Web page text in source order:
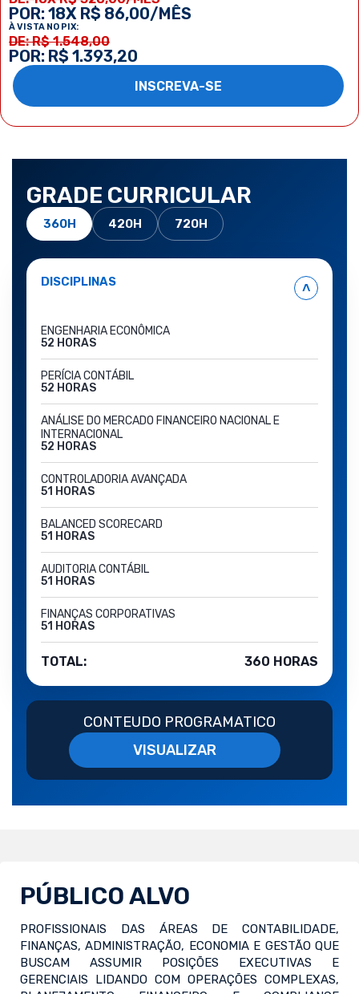
POR: 18X R$ 86,00/MÊS
À VISTA NO PIX:
DE: R$ 1.548,00
POR: R$ 1.393,20
INSCREVA-SE
GRADE CURRICULAR
360H 420H 720H
DISCIPLINAS ˄
ENGENHARIA ECONÔMICA
52 HORAS
PERÍCIA CONTÁBIL
52 HORAS
ANÁLISE DO MERCADO FINANCEIRO NACIONAL E
INTERNACIONAL
52 HORAS
CONTROLADORIA AVANÇADA
51 HORAS
BALANCED SCORECARD
51 HORAS
AUDITORIA CONTÁBIL
51 HORAS
FINANÇAS CORPORATIVAS
51 HORAS
TOTAL: 360 HORAS
CONTEUDO PROGRAMATICO
VISUALIZAR
PÚBLICO ALVO
PROFISSIONAIS DAS ÁREAS DE CONTABILIDADE,
FINANÇAS, ADMINISTRAÇÃO, ECONOMIA E GESTÃO QUE
BUSCAM ASSUMIR POSIÇÕES EXECUTIVAS E
GERENCIAIS LIDANDO COM OPERAÇÕES COMPLEXAS,